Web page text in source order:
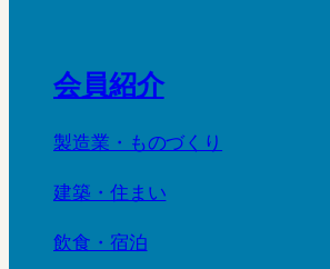
会員紹介
製造業・ものづくり
建築・住まい
飲食・宿泊